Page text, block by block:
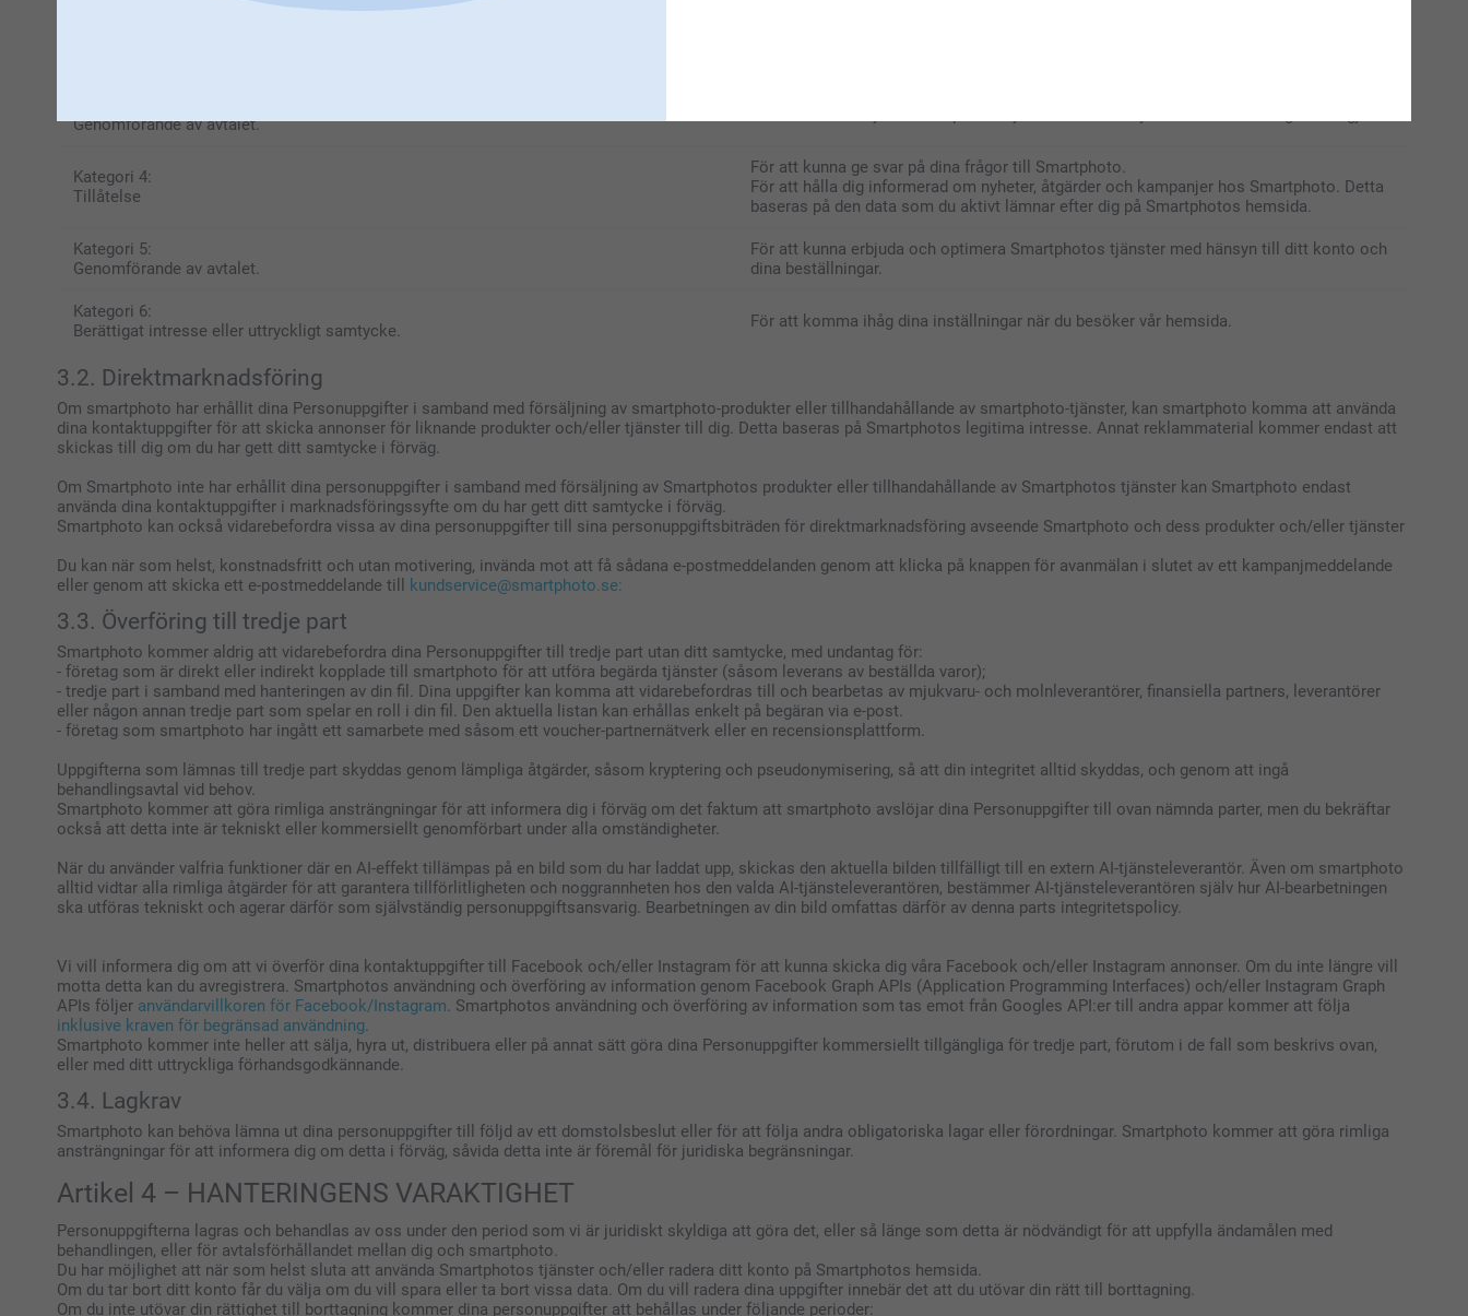
Genomförande av avtalet.
Kategori 4:
Tillåtelse
För att kunna ge svar på dina frågor till Smartphoto.
För att hålla dig informerad om nyheter, åtgärder och kampanjer hos Smartphoto. Detta
baseras på den data som du aktivt lämnar efter dig på Smartphotos hemsida.
Kategori 5:
Genomförande av avtalet.
För att kunna erbjuda och optimera Smartphotos tjänster med hänsyn till ditt konto och
dina beställningar.
Kategori 6:
Berättigat intresse eller uttryckligt samtycke.
För att komma ihåg dina inställningar när du besöker vår hemsida.
3.2. Direktmarknadsföring
Om smartphoto har erhållit dina Personuppgifter i samband med försäljning av smartphoto-produkter eller tillhandahållande av smartphoto-tjänster, kan smartphoto komma att använda
dina kontaktuppgifter för att skicka annonser för liknande produkter och/eller tjänster till dig. Detta baseras på Smartphotos legitima intresse. Annat reklammaterial kommer endast att
skickas till dig om du har gett ditt samtycke i förväg.
Om Smartphoto inte har erhållit dina personuppgifter i samband med försäljning av Smartphotos produkter eller tillhandahållande av Smartphotos tjänster kan Smartphoto endast
använda dina kontaktuppgifter i marknadsföringssyfte om du har gett ditt samtycke i förväg.
Smartphoto kan också vidarebefordra vissa av dina personuppgifter till sina personuppgiftsbiträden för direktmarknadsföring avseende Smartphoto och dess produkter och/eller tjänster
Du kan när som helst, konstnadsfritt och utan motivering, invända mot att få sådana e-postmeddelanden genom att klicka på knappen för avanmälan i slutet av ett kampanjmeddelande
eller genom att skicka ett e-postmeddelande till
kundservice@smartphoto.se:
3.3. Överföring till tredje part
Smartphoto kommer aldrig att vidarebefordra dina Personuppgifter till tredje part utan ditt samtycke, med undantag för:
- företag som är direkt eller indirekt kopplade till smartphoto för att utföra begärda tjänster (såsom leverans av beställda varor);
- tredje part i samband med hanteringen av din fil. Dina uppgifter kan komma att vidarebefordras till och bearbetas av mjukvaru- och molnleverantörer, finansiella partners, leverantörer
eller någon annan tredje part som spelar en roll i din fil. Den aktuella listan kan erhållas enkelt på begäran via e-post.
- företag som smartphoto har ingått ett samarbete med såsom ett voucher-partnernätverk eller en recensionsplattform.
Uppgifterna som lämnas till tredje part skyddas genom lämpliga åtgärder, såsom kryptering och pseudonymisering, så att din integritet alltid skyddas, och genom att ingå
behandlingsavtal vid behov.
Smartphoto kommer att göra rimliga ansträngningar för att informera dig i förväg om det faktum att smartphoto avslöjar dina Personuppgifter till ovan nämnda parter, men du bekräftar
också att detta inte är tekniskt eller kommersiellt genomförbart under alla omständigheter.
När du använder valfria funktioner där en AI-effekt tillämpas på en bild som du har laddat upp, skickas den aktuella bilden tillfälligt till en extern AI-tjänsteleverantör. Även om smartphoto
alltid vidtar alla rimliga åtgärder för att garantera tillförlitligheten och noggrannheten hos den valda AI-tjänsteleverantören, bestämmer AI-tjänsteleverantören själv hur AI-bearbetningen
ska utföras tekniskt och agerar därför som självständig personuppgiftsansvarig. Bearbetningen av din bild omfattas därför av denna parts integritetspolicy.
Vi vill informera dig om att vi överför dina kontaktuppgifter till Facebook och/eller Instagram för att kunna skicka dig våra Facebook och/eller Instagram annonser. Om du inte längre vill
motta detta kan du avregistrera. Smartphotos användning och överföring av information genom Facebook Graph APIs (Application Programming Interfaces) och/eller Instagram Graph
APIs följer användarvillkoren för Facebook/Instagram. Smartphotos användning och överföring av information som tas emot från Googles API:er till andra appar kommer att följa
inklusive kraven för begränsad användning.
Smartphoto kommer inte heller att sälja, hyra ut, distribuera eller på annat sätt göra dina Personuppgifter kommersiellt tillgängliga för tredje part, förutom i de fall som beskrivs ovan,
eller med ditt uttryckliga förhandsgodkännande.
3.4. Lagkrav
Smartphoto kan behöva lämna ut dina personuppgifter till följd av ett domstolsbeslut eller för att följa andra obligatoriska lagar eller förordningar. Smartphoto kommer att göra rimliga
ansträngningar för att informera dig om detta i förväg, såvida detta inte är föremål för juridiska begränsningar.
Artikel 4 – HANTERINGENS VARAKTIGHET
Personuppgifterna lagras och behandlas av oss under den period som vi är juridiskt skyldiga att göra det, eller så länge som detta är nödvändigt för att uppfylla ändamålen med
behandlingen, eller för avtalsförhållandet mellan dig och smartphoto.
Du har möjlighet att när som helst sluta att använda Smartphotos tjänster och/eller radera ditt konto på Smartphotos hemsida.
Om du tar bort ditt konto får du välja om du vill spara eller ta bort vissa data. Om du vill radera dina uppgifter innebär det att du utövar din rätt till borttagning.
Om du inte utövar din rättighet till borttagning kommer dina personuppgifter att behållas under följande perioder: